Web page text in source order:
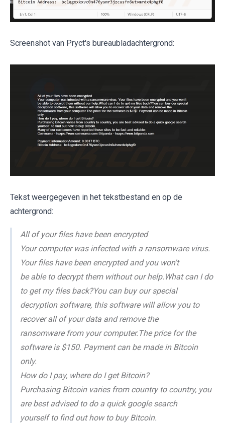
Screenshot van Pryct's bureaubladachtergrond:
Tekst weergegeven in het tekstbestand en op de
achtergrond:
All of your files have been encrypted
Your computer was infected with a ransomware virus.
Your files have been encrypted and you won't
be able to decrypt them without our help.What can I do
to get my files back?You can buy our special
decryption software, this software will allow you to
recover all of your data and remove the
ransomware from your computer.The price for the
software is $150. Payment can be made in Bitcoin
only.
How do I pay, where do I get Bitcoin?
Purchasing Bitcoin varies from country to country, you
are best advised to do a quick google search
yourself to find out how to buy Bitcoin.